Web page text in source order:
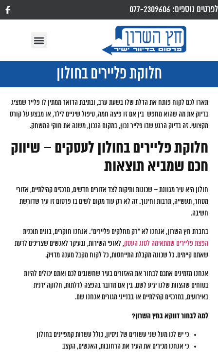
לפרטים נוספים: 077-2309606
חלוקת פליירים בחולון
תארו לכם לקוח פותח את הדלת שלו בשעת ערב, ובתיבת הדואר ממתין לו פלייר שמציג
בדיוק את מה שהוא מחפש בין אם זו פיצה חמה, טיפול שיניים לילד, או מבצע על קורס
מקצועי. זה בדיוק הרגע שבו פלייר נכון, במקום הנכון, משנה את חוקי המשחק.
חלוקת פליירים בחולון לעסקים – שיווק
חכם שמביא תוצאות
חולון היא עיר מגוונת – שכונות ותיקות לצד אזורים חדשים, מרכזים קהילתיים, אזורי
מסחר, תעשייה, תרבות וחינוך. זה לא רק עוד מקום לשים בו פרסום זו עיר שדורשת
חשיבה.
בחברת חץ השרון, אנחנו לא "רק מחלקים פליירים". אנחנו חוקרים, בונים תוכנית
הפצת פליירים שמתאימה לסוג העסק, לאופי השירות, ובעיקר לאנשים שצריכים לדעת
שאתם קיימים. כל שכונה מקבלת התייחסות, כל לקוח מקבל מענה מדויק.
אנחנו מזמינים אתכם לבחור את האזורים בעיר שחשובים לכם ואתם יכולים להיות
בטוחים שהצוות שלנו יגיע לשם. בין אם מדובר בהפצה לדלתות, חלוקה ידנית
באירועים, במרכזים קהילתיים או בבנייני מגורים אנחנו שם.
למה לבחור דווקא בחץ השרון?
כי יש לנו מעל שני עשורים של ניסיון, כולל עשרות קמפיינים בחולון
כי אנחנו מכירים את העיר את הרחובות, האנשים, הקצב